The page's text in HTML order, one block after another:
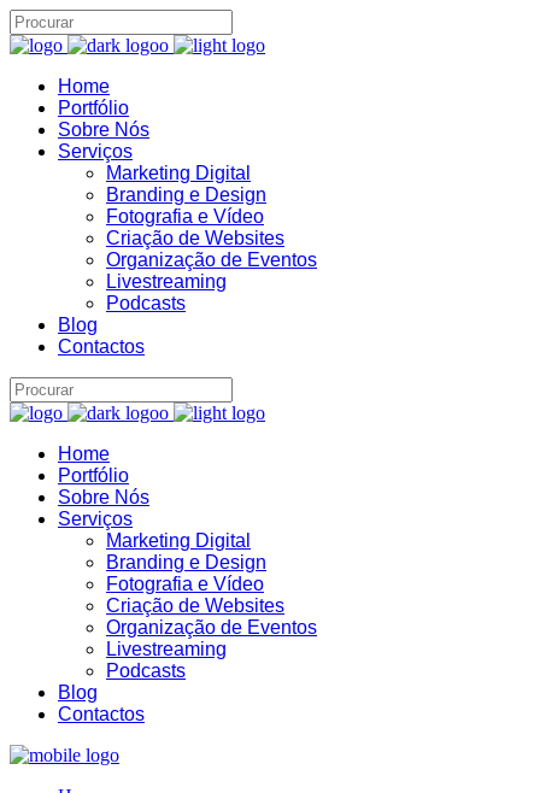
Home
Portfólio
Sobre Nós
Serviços
Marketing Digital
Branding e Design
Fotografia e Vídeo
Criação de Websites
Organização de Eventos
Livestreaming
Podcasts
Blog
Contactos
Home
Portfólio
Sobre Nós
Serviços
Marketing Digital
Branding e Design
Fotografia e Vídeo
Criação de Websites
Organização de Eventos
Livestreaming
Podcasts
Blog
Contactos
B22
Assistente IA · Brand22
Online
04:05